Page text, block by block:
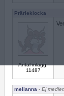
Prärieklocka
Antal inlägg:
11487
melianna - Ej